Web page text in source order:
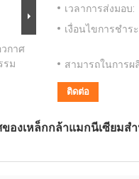
กาศ
รม
เวลาการส่งมอบ:
เงื่อนไขการชำระ
สามารถในการผ
ติดต่อ
องเหล็กกล้าแมกนีเซียมส